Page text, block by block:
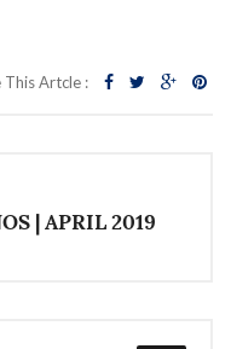
This Artcle :
| APRIL 2019